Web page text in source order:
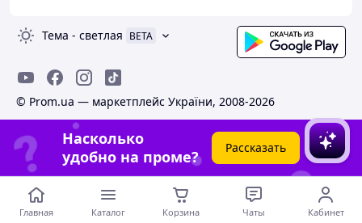
Тема - светлая BETA
© Prom.ua — маркетплейс України, 2008-2026
Насколько
удобно на проме?
Рассказать
Главная Каталог Корзина Чаты Кабинет